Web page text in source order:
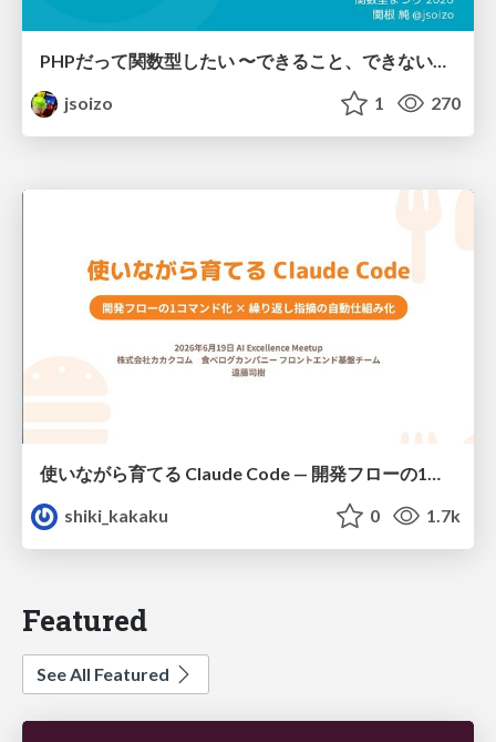
jsoizo
1 270
使いながら育てる Claude Code — 開発フローの1コマンド化 × 繰り返し指摘の自動仕組み化
shiki_kakaku
0 1.7k
Featured
See All Featured